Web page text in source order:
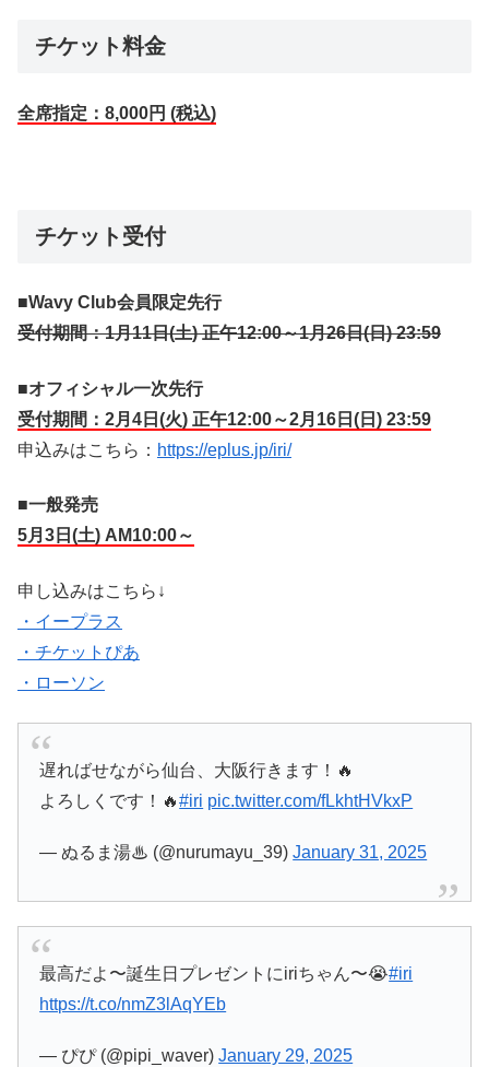
チケット料金
全席指定：8,000円 (税込)
チケット受付
■Wavy Club会員限定先行
受付期間：1月11日(土) 正午12:00～1月26日(日) 23:59
■オフィシャル一次先行
受付期間：2月4日(火) 正午12:00～2月16日(日) 23:59
申込みはこちら： https://eplus.jp/iri/
■一般発売
5月3日(土) AM10:00～
申し込みはこちら↓
・イープラス
・チケットぴあ
・ローソン
遅ればせながら仙台、大阪行きます！🔥
よろしくです！🔥#iri pic.twitter.com/fLkhtHVkxP
— ぬるま湯♨︎ (@nurumayu_39)January 31, 2025
最高だよ〜誕生日プレゼントにiriちゃん〜😭#iri
https://t.co/nmZ3lAqYEb
— ぴぴ (@pipi_waver)January 29, 2025